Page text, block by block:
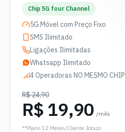
Chip 5G four Channel
5G Móvel com Preço Fixo
SMS Ilimitado
Ligações Ilimitadas
Whatsapp Ilimitado
4 Operadoras NO MESMO CHIP
R$ 24,90
R$ 19,90 /mês
**Plano 12 Meses/Cliente Jotazo